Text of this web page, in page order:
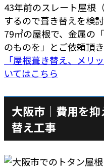
43年前のスレート屋根
するので葺き替えを検討
79㎡の屋根で、金属の
のものを」とご依頼頂き
「屋根葺き替え、メリ
いてはこちら
大阪市｜費用を
替え工事